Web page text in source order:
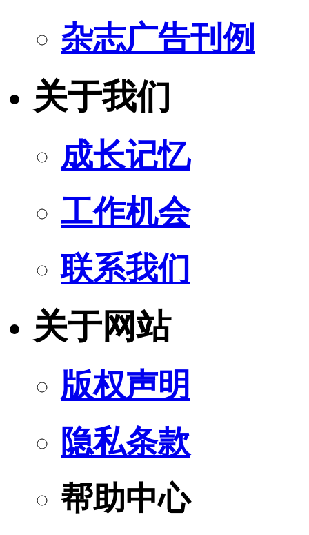
杂志广告刊例
关于我们
成长记忆
工作机会
联系我们
关于网站
版权声明
隐私条款
帮助中心